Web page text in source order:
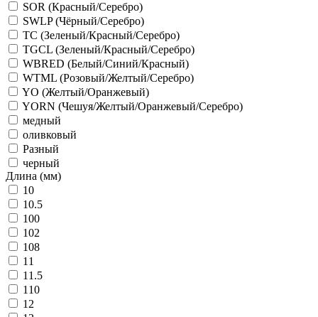
SOR (Красный/Серебро)
SWLP (Чёрный/Серебро)
TC (Зеленый/Красный/Серебро)
TGCL (Зеленый/Красный/Серебро)
WBRED (Белый/Синий/Красный)
WTML (Розовый/Желтый/Серебро)
YO (Желтый/Оранжевый)
YORN (Чешуя/Желтый/Оранжевый/Серебро)
медный
оливковый
Разный
черный
Длина (мм)
10
10.5
100
102
108
11
11.5
110
12